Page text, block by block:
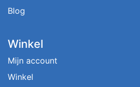
Blog
Winkel
Mijn account
Winkel